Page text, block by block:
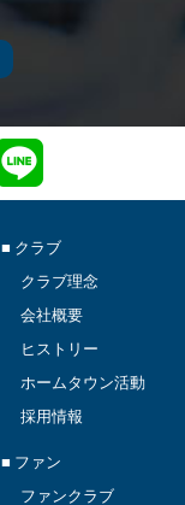
■ クラブ
クラブ理念
会社概要
ヒストリー
ホームタウン活動
採用情報
■ ファン
ファンクラブ